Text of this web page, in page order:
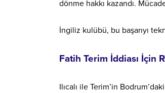
dönme hakkı kazandı.
İngiliz kulübü, bu başarıyı
Fatih Terim İddiası İçin
Ilıcalı ile Terim’in